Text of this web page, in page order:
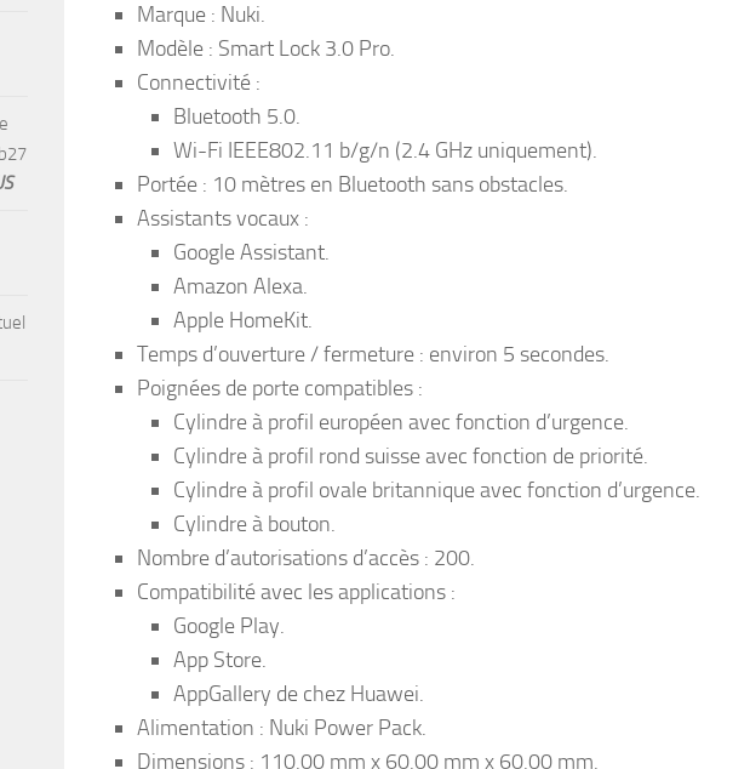
Marque : Nuki.
Modèle : Smart Lock 3.0 Pro.
Connectivité :
Bluetooth 5.0.
Wi-Fi IEEE802.11 b/g/n (2.4 GHz uniquement).
Portée : 10 mètres en Bluetooth sans obstacles.
Assistants vocaux :
Google Assistant.
Amazon Alexa.
Apple HomeKit.
Temps d’ouverture / fermeture : environ 5 secondes.
Poignées de porte compatibles :
Cylindre à profil européen avec fonction d’urgence.
Cylindre à profil rond suisse avec fonction de priorité.
Cylindre à profil ovale britannique avec fonction d’urgence.
Cylindre à bouton.
Nombre d’autorisations d’accès : 200.
Compatibilité avec les applications :
Google Play.
App Store.
AppGallery de chez Huawei.
Alimentation : Nuki Power Pack.
Dimensions : 110.00 mm x 60.00 mm x 60.00 mm.